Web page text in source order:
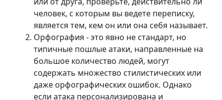
человек, с которым вы ведете переписку,
является тем, кем он или она себя называет.
Орфография - это явно не стандарт, но
типичные пошлые атаки, направленные на
большое количество людей, могут
содержать множество стилистических или
даже орфографических ошибок. Однако
если атака персонализирована и